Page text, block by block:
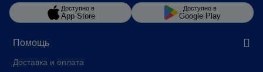
Помощь
Доставка и оплата
Доступно в
App Store
Доступно в
Google Play